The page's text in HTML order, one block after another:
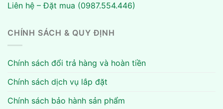
Liên hệ – Đặt mua (0987.554.446)
CHÍNH SÁCH & QUY ĐỊNH
Chính sách đổi trả hàng và hoàn tiền
Chính sách dịch vụ lắp đặt
Chính sách bảo hành sản phẩm